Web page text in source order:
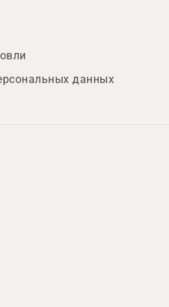
данных